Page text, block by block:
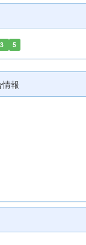
3 5
報